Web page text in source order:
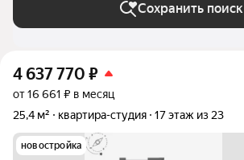
Сохранить поиск
4 637 770 ₽
от 16 661 ₽ в месяц
25,4 м²
квартира-студия 17 этаж из 23
новостройка